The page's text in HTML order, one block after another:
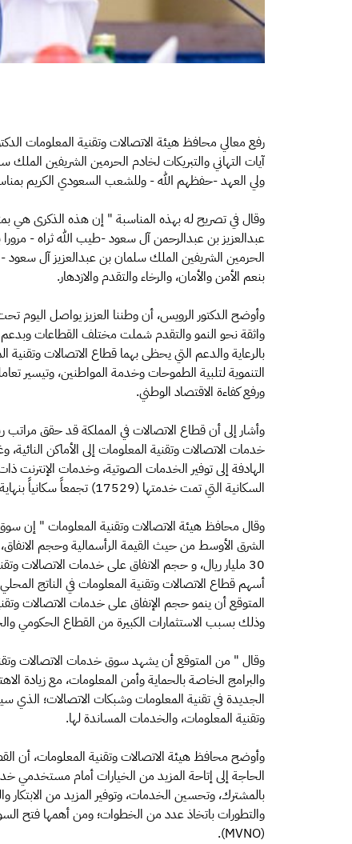
رفع معالي محافظ هيئة الاتصالات وتقنية المعلومات
آيات التهاني والتبريكات لخادم الحرمين الشريفين
ولي العهد -حفظهم الله - وللشعب السعودي الكريم
وقال في تصريح له بهذه المناسبة " إن هذه الذكرى هي
عبدالعزيز بن عبدالرحمن آل سعود -طيب الله ثراه -
الحرمين الشريفين الملك سلمان بن عبدالعزيز آل سعود
بنعم الأمن والأمان، والرخاء والتقدم والازدهار.
وأوضح الدكتور الرويس، أن وطننا العزيز يواصل اليوم
واثقة نحو النمو والتقدم شملت مختلف القطاعات وبدعم
بالرعاية والدعم التي يحظى بهما قطاع الاتصالات
التنموية لتلبية الطموحات وخدمة المواطنين، وتيسير
ورفع كفاءة الاقتصاد الوطني.
وأشار إلى أن قطاع الاتصالات في المملكة قد حقق مراتب
خدمات الاتصالات وتقنية المعلومات إلى الأماكن
الهادفة إلى توفير الخدمات الصوتية، وخدمات الإنترنت
السكانية التي تمت خدمتها (17529) تجمعاً سكانياً بنهاية الربع الثاني من العام 2016م.
وقال محافظ هيئة الاتصالات وتقنية المعلومات " إن سوق
الشرق الأوسط من حيث القيمة الرأسمالية وحجم
وذلك بسبب الاستثمارات الكبيرة من القطاع الحكومي
وقال " من المتوقع أن يشهد سوق خدمات الاتصالات
والبرامج الخاصة بالحماية وأمن المعلومات، مع زيادة
الجديدة في تقنية المعلومات وشبكات الاتصالات؛ الذي
وتقنية المعلومات، والخدمات المساندة لها.
وأوضح محافظ هيئة الاتصالات وتقنية المعلومات، أن
الحاجة إلى إتاحة المزيد من الخيارات أمام مستخدمي
بالمشترك، وتحسين الخدمات، وتوفير المزيد من الابتكار
والتطورات باتخاذ عدد من الخطوات؛ ومن أهمها فتح
(MVNO).